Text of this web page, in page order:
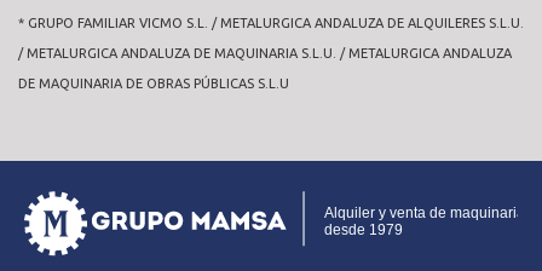
* GRUPO FAMILIAR VICMO S.L. / METALURGICA ANDALUZA DE ALQUILERES S.L.U.
/ METALURGICA ANDALUZA DE MAQUINARIA S.L.U. / METALURGICA ANDALUZA
DE MAQUINARIA DE OBRAS PÚBLICAS S.L.U